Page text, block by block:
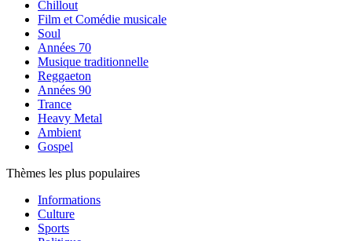
Chillout
Film et Comédie musicale
Soul
Années 70
Musique traditionnelle
Reggaeton
Années 90
Trance
Heavy Metal
Ambient
Gospel
Thèmes les plus populaires
Informations
Culture
Sports